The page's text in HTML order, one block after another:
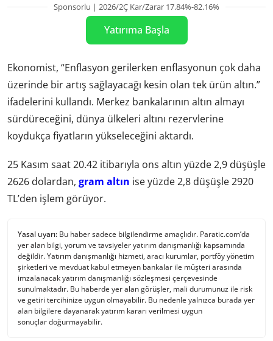
Sponsorlu | 2026/2Ç Kar/Zarar 17.84%-82.16%
Yatırıma Başla
Ekonomist, “Enflasyon gerilerken enflasyonun çok daha
üzerinde bir artış sağlayacağı kesin olan tek ürün altın.”
ifadelerini kullandı. Merkez bankalarının altın almayı
sürdüreceğini, dünya ülkeleri altını rezervlerine
koydukça fiyatların yükseleceğini aktardı.
25 Kasım saat 20.42 itibarıyla ons altın yüzde 2,9 düşüşle
2626 dolardan, gram altın ise yüzde 2,8 düşüşle 2920
TL’den işlem görüyor.
Yasal uyarı: Bu haber sadece bilgilendirme amaçlıdır. Paratic.com’da
yer alan bilgi, yorum ve tavsiyeler yatırım danışmanlığı kapsamında
değildir. Yatırım danışmanlığı hizmeti, aracı kurumlar, portföy yönetim
şirketleri ve mevduat kabul etmeyen bankalar ile müşteri arasında
imzalanacak yatırım danışmanlığı sözleşmesi çerçevesinde
sunulmaktadır. Bu haberde yer alan görüşler, mali durumunuz ile risk
ve getiri tercihinize uygun olmayabilir. Bu nedenle yalnızca burada yer
alan bilgilere dayanarak yatırım kararı verilmesi uygun
sonuçlar doğurmayabilir.